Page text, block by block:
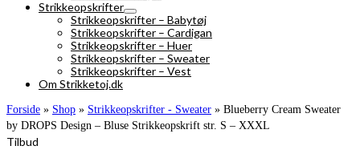
Strikkeopskrifter
Strikkeopskrifter – Babytøj
Strikkeopskrifter – Cardigan
Strikkeopskrifter – Huer
Strikkeopskrifter – Sweater
Strikkeopskrifter – Vest
Om Strikketoj.dk
Forside » Shop » Strikkeopskrifter - Sweater » Blueberry Cream Sweater
by DROPS Design – Bluse Strikkeopskrift str. S – XXXL
Tilbud